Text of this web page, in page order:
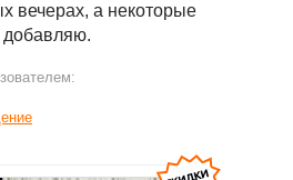
вечерах, а некоторые
добавляю.